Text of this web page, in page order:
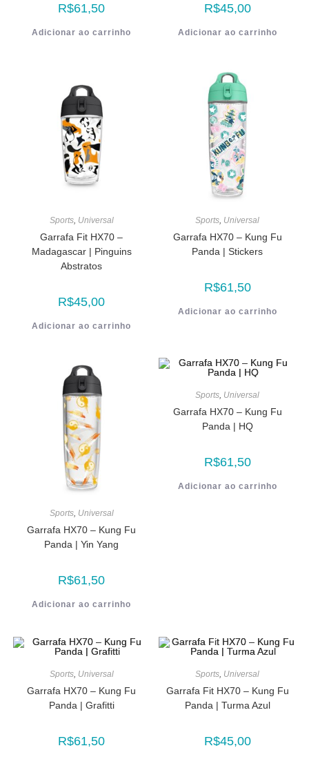
R$61,50
Adicionar ao carrinho
R$45,00
Adicionar ao carrinho
Sports, Universal
Garrafa Fit HX70 –
Madagascar | Pinguins
Abstratos
R$45,00
Adicionar ao carrinho
Sports, Universal
Garrafa HX70 – Kung Fu
Panda | Stickers
R$61,50
Adicionar ao carrinho
Sports, Universal
Garrafa HX70 – Kung Fu
Panda | Yin Yang
R$61,50
Adicionar ao carrinho
Sports, Universal
Garrafa HX70 – Kung Fu
Panda | HQ
R$61,50
Adicionar ao carrinho
Sports, Universal
Garrafa HX70 – Kung Fu
Panda | Grafitti
R$61,50
Sports, Universal
Garrafa Fit HX70 – Kung Fu
Panda | Turma Azul
R$45,00